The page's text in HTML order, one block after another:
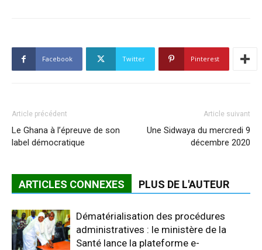
Facebook Twitter Pinterest
Article précédent
Le Ghana à l’épreuve de son
label démocratique
Article suivant
Une Sidwaya du mercredi 9
décembre 2020
ARTICLES CONNEXES PLUS DE L'AUTEUR
Dématérialisation des procédures
administratives : le ministère de la
Santé lance la plateforme e-